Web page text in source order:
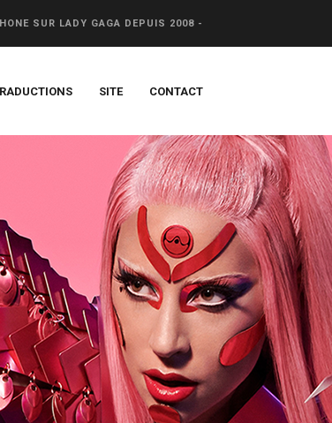
SUR LADY GAGA DEPUIS 2008 -
SITE CONTACT